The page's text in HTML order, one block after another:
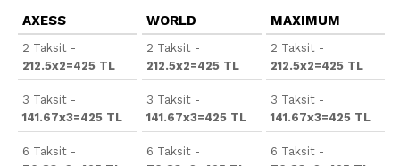
AXESS
2 Taksit -
212.5x2=425 TL
3 Taksit -
141.67x3=425 TL
6 Taksit -
WORLD
2 Taksit -
212.5x2=425 TL
3 Taksit -
141.67x3=425 TL
6 Taksit -
MAXIMUM
2 Taksit -
212.5x2=425 TL
3 Taksit -
141.67x3=425 TL
6 Taksit -